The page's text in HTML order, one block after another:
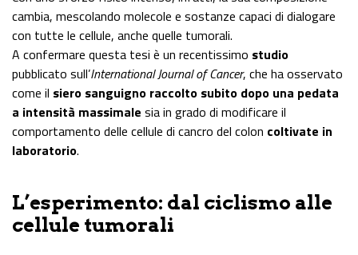
cambia, mescolando molecole e sostanze capaci di dialogare
con tutte le cellule, anche quelle tumorali.
A confermare questa tesi è un recentissimo studio
pubblicato sull’International Journal of Cancer, che ha osservato
come il siero sanguigno raccolto subito dopo una pedata
a intensità massimale sia in grado di modificare il
comportamento delle cellule di cancro del colon coltivate in
laboratorio.
L’esperimento: dal ciclismo alle
cellule tumorali